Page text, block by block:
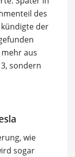
des
kündigte der
aus
sondern
wie
sogar